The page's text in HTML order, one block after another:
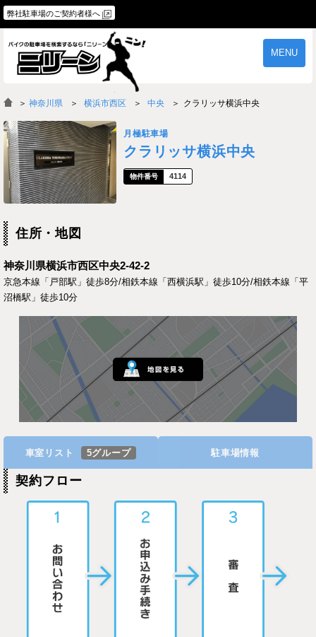
弊社駐車場のご契約者様へ
MENU
物件一覧 ご契約の流れ
よくあるご質問
＞ 神奈川県 横浜市西区 中央 クラリッサ横浜中央
月極駐車場
クラリッサ横浜中央
4114
住所・地図
神奈川県横浜市西区中央2-42-2
京急本線「戸部駅」徒歩8分/相鉄本線「西横浜駅」徒歩10分/相鉄本線「平
沼橋駅」徒歩10分
車室リスト 5グループ 駐車場情報
契約フロー